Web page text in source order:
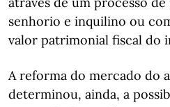
senhorio e inquilino ou
valor patrimonial fiscal do
A reforma do mercado do
determinou, ainda, a